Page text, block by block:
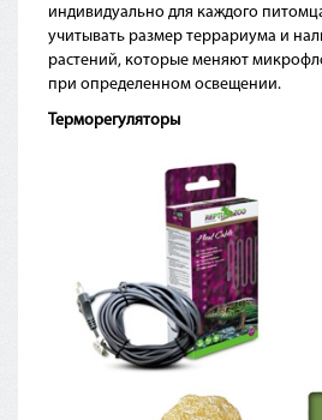
индивидуально для каждого
учитывать размер террариума и
растений, которые меняют
при определенном освещении.
Терморегуляторы